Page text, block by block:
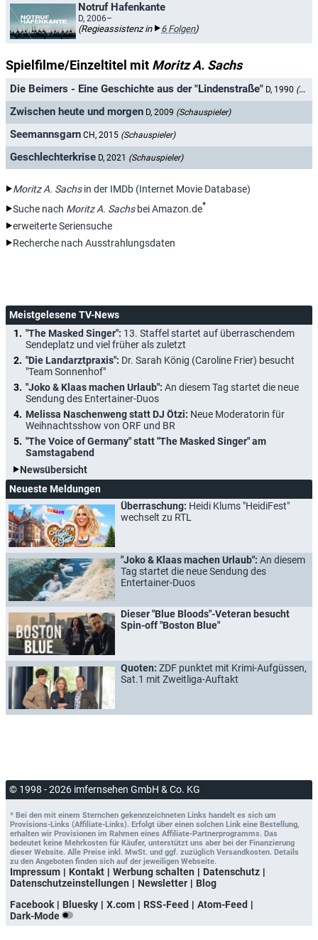
Notruf Hafenkante
D, 2006–
(Regieassistenz in 6 Folgen)
Spielfilme/Einzeltitel mit Moritz A. Sachs
Die Beimers - Eine Geschichte aus der "Lindenstraße" D, 1990 (Schauspieler)
Zwischen heute und morgen D, 2009 (Schauspieler)
Seemannsgarn CH, 2015 (Schauspieler)
Geschlechterkrise D, 2021 (Schauspieler)
Moritz A. Sachsin der IMDb (Internet Movie Database)
Suche nach Moritz A. Sachsbei Amazon.de*
erweiterte Seriensuche
Recherche nach Ausstrahlungsdaten
Meistgelesene TV-News
"The Masked Singer": 13. Staffel startet auf überraschendem
Sendeplatz und viel früher als zuletzt
"Die Landarztpraxis": Dr. Sarah König (Caroline Frier) besucht
"Team Sonnenhof"
"Joko & Klaas machen Urlaub": An diesem Tag startet die neue
Sendung des Entertainer-Duos
Melissa Naschenweng statt DJ Ötzi: Neue Moderatorin für
Weihnachtsshow von ORF und BR
"The Voice of Germany" statt "The Masked Singer" am
Samstagabend
Newsübersicht
Neueste Meldungen
Überraschung: Heidi Klums "HeidiFest"
wechselt zu RTL
"Joko & Klaas machen Urlaub": An diesem
Tag startet die neue Sendung des
Entertainer-Duos
Dieser "Blue Bloods"-Veteran besucht
Spin-off "Boston Blue"
Quoten: ZDF punktet mit Krimi-Aufgüssen,
Sat.1 mit Zweitliga-Auftakt
© 1998 - 2026 imfernsehen GmbH & Co. KG
* Bei den mit einem Sternchen gekennzeichneten Links handelt es sich um
Provisions-Links (Affiliate-Links). Erfolgt über einen solchen Link eine Bestellung,
erhalten wir Provisionen im Rahmen eines Affiliate-Partnerprogramms. Das
bedeutet keine Mehrkosten für Käufer, unterstützt uns aber bei der Finanzierung
dieser Website. Alle Preise inkl. MwSt. und ggf. zuzüglich Versandkosten. Details
zu den Angeboten finden sich auf der jeweiligen Webseite.
Impressum Kontakt Werbung schalten
Datenschutz
Datenschutzeinstellungen
Newsletter
Blog
Facebook
Bluesky X.com RSS-Feed
Atom-Feed
Dark-Mode